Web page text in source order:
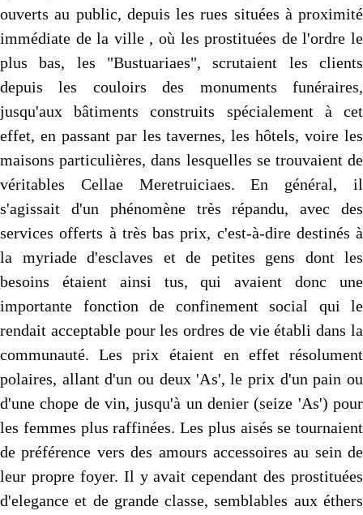
ouverts au public, depuis les rues situées à proximité
immédiate de la ville , où les prostituées de l'ordre le
plus bas, les "Bustuariaes", scrutaient les clients
depuis les couloirs des monuments funéraires,
jusqu'aux bâtiments construits spécialement à cet
effet, en passant par les tavernes, les hôtels, voire les
maisons particulières, dans lesquelles se trouvaient de
véritables Cellae Meretruiciaes. En général, il
s'agissait d'un phénomène très répandu, avec des
services offerts à très bas prix, c'est-à-dire destinés à
la myriade d'esclaves et de petites gens dont les
besoins étaient ainsi tus, qui avaient donc une
importante fonction de confinement social qui le
rendait acceptable pour les ordres de vie établi dans la
communauté. Les prix étaient en effet résolument
polaires, allant d'un ou deux 'As', le prix d'un pain ou
d'une chope de vin, jusqu'à un denier (seize 'As') pour
les femmes plus raffinées. Les plus aisés se tournaient
de préférence vers des amours accessoires au sein de
leur propre foyer. Il y avait cependant des prostituées
d'elegance et de grande classe, semblables aux éthers